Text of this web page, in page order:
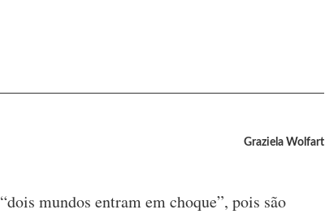
Graziela Wolfart
mundos entram em choque”, pois são